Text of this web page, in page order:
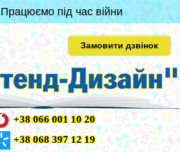
Працюємо під час війни
Замовити дзвінок
+38 066 001 10 20
+38 068 397 12 19